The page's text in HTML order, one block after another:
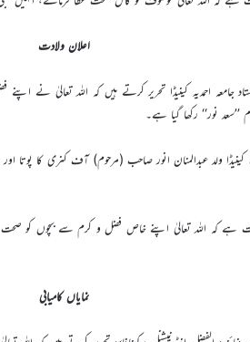
اعلان ولادت
نور‘‘ رکھا گیا ہے۔
کینیڈا ولد عبدالمنان انور صاحب (مرحوم) آف کنری کا پوتا
ہے کہ اللہ تعالیٰ اپنے خاص فضل و کرم سے بچوں کو صحت
نمایاں کامیابی